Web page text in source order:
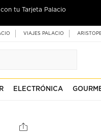
con tu Tarjeta Palacio
VIAJES PALACIO
ELECTRÓNICA